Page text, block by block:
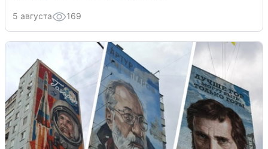
5 августа 169